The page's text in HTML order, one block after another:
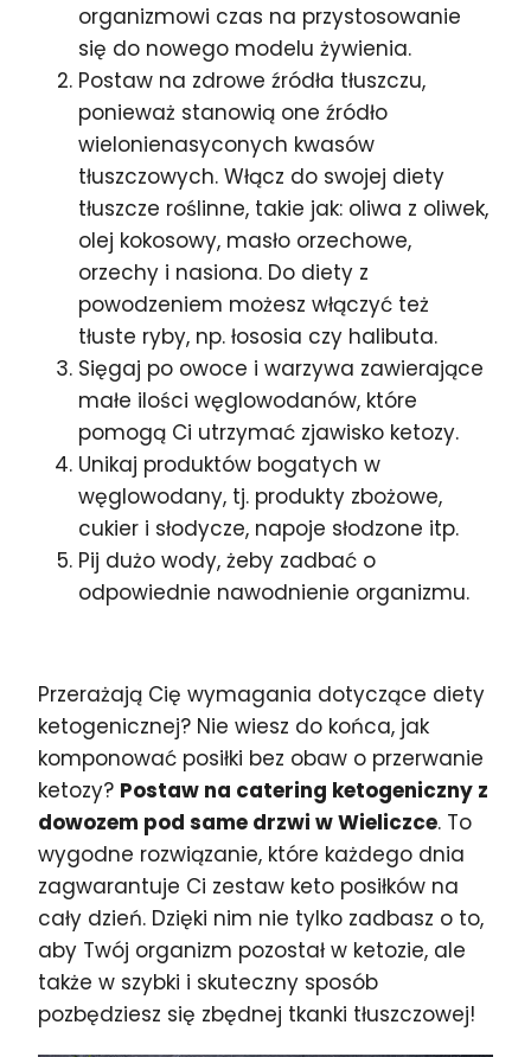
organizmowi czas na przystosowanie
się do nowego modelu żywienia.
Postaw na zdrowe źródła tłuszczu,
ponieważ stanowią one źródło
wielonienasyconych kwasów
tłuszczowych. Włącz do swojej diety
tłuszcze roślinne, takie jak: oliwa z oliwek,
olej kokosowy, masło orzechowe,
orzechy i nasiona. Do diety z
powodzeniem możesz włączyć też
tłuste ryby, np. łososia czy halibuta.
Sięgaj po owoce i warzywa zawierające
małe ilości węglowodanów, które
pomogą Ci utrzymać zjawisko ketozy.
Unikaj produktów bogatych w
węglowodany, tj. produkty zbożowe,
cukier i słodycze, napoje słodzone itp.
Pij dużo wody, żeby zadbać o
odpowiednie nawodnienie organizmu.
Przerażają Cię wymagania dotyczące diety
ketogenicznej? Nie wiesz do końca, jak
komponować posiłki bez obaw o przerwanie
ketozy? Postaw na catering ketogeniczny z
dowozem pod same drzwi w Wieliczce. To
wygodne rozwiązanie, które każdego dnia
zagwarantuje Ci zestaw keto posiłków na
cały dzień. Dzięki nim nie tylko zadbasz o to,
aby Twój organizm pozostał w ketozie, ale
także w szybki i skuteczny sposób
pozbędziesz się zbędnej tkanki tłuszczowej!